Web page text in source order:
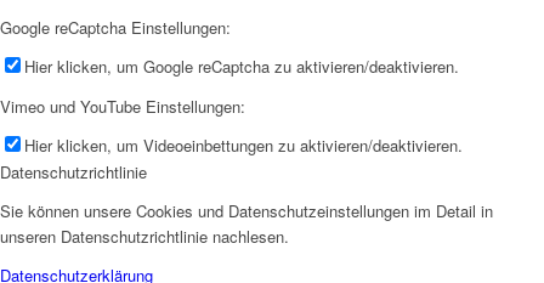
Google reCaptcha Einstellungen:
Hier klicken, um Google reCaptcha zu aktivieren/deaktivieren.
Vimeo und YouTube Einstellungen:
Hier klicken, um Videoeinbettungen zu aktivieren/deaktivieren.
Datenschutzrichtlinie
Sie können unsere Cookies und Datenschutzeinstellungen im Detail in
unseren Datenschutzrichtlinie nachlesen.
Datenschutzerklärung